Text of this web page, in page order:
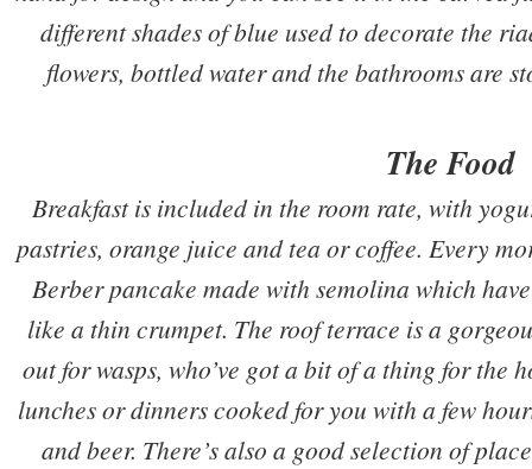
different shades of blue used to decorate the
flowers, bottled water and the bathrooms are
The Food
Breakfast is included in the room rate, with
pastries, orange juice and tea or coffee. Every
Berber pancake made with semolina which
like a thin crumpet. The roof terrace is a
out for wasps, who’ve got a bit of a thing for the
lunches or dinners cooked for you with a few
and beer. There’s also a good selection of